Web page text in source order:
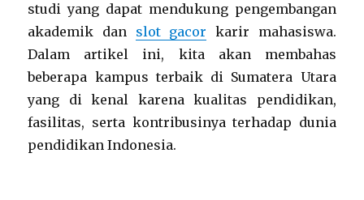
studi yang dapat mendukung pengembangan
akademik dan slot gacor karir mahasiswa.
Dalam artikel ini, kita akan membahas
beberapa kampus terbaik di Sumatera Utara
yang di kenal karena kualitas pendidikan,
fasilitas, serta kontribusinya terhadap dunia
pendidikan Indonesia.